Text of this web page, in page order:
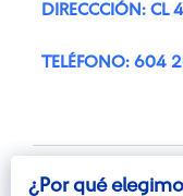
¿Por qué
¿Por qué
DIRECCCIÓN:
TELÉFONO: 604